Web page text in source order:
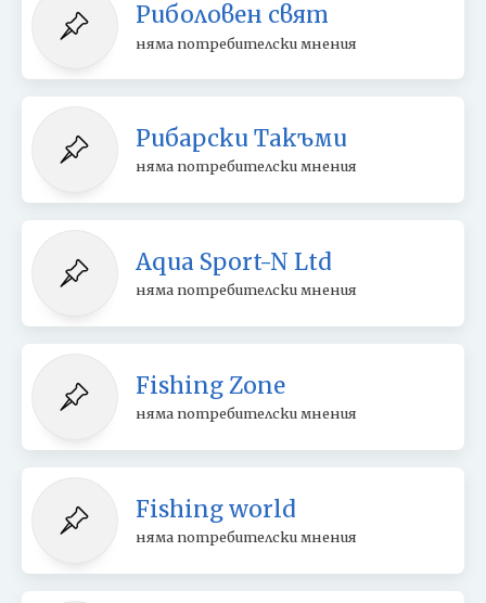
Риболовен свят
няма потребителски мнения
Рибарски Такъми
няма потребителски мнения
Aqua Sport-N Ltd
няма потребителски мнения
Fishing Zone
няма потребителски мнения
Fishing world
няма потребителски мнения